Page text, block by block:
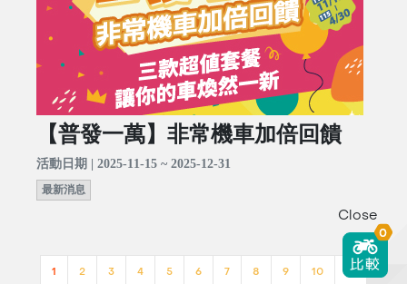
【普發一萬】非常機車加倍回饋
活動日期 | 2025-11-15 ~ 2025-12-31
最新消息
1 2 3 4 5 6 7 8 9 10 >>
Close
0